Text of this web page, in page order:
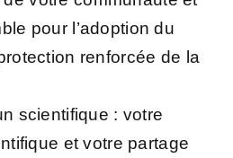
pour l’adoption du
renforcée de la
scientifique : votre
et votre partage